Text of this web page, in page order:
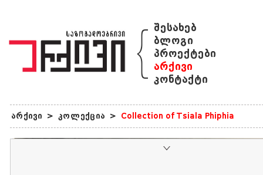
{ შესახებ
ბლოგი
პროექტები
არქივი
კონტაქტი
არქივი > კოლექცია > Collection of Tsiala Phiphia